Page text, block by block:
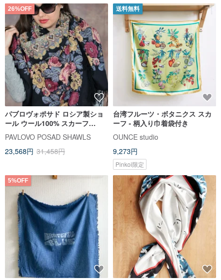
26%OFF
パブロヴォポサド ロシア製ショ
ール ウール100% スカーフ
146x146cm ラップ ウールフリ
ンジ 353-20
PAVLOVO POSAD SHAWLS
23,568円 31,458円
送料無料
台湾フルーツ・ボタニクス スカ
ーフ - 柄入り巾着袋付き
OUNCE studio
9,273円
Pinkoi限定
5%OFF